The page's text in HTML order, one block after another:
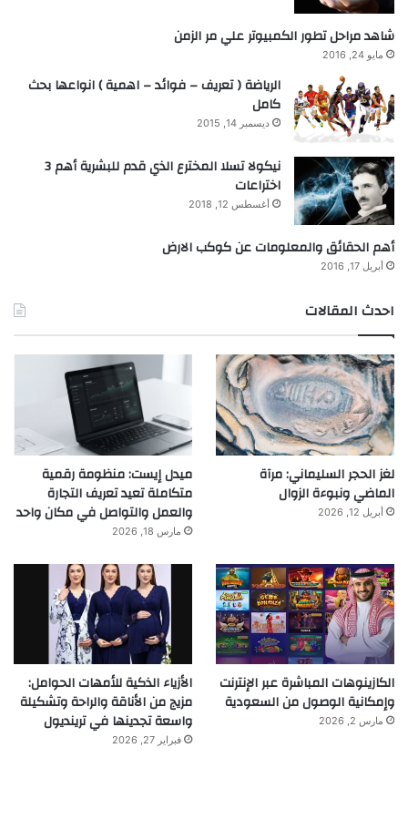
شاهد مراحل تطور الكمبيوتر علي مر الزمن
مايو 24, 2016
الرياضة ( تعريف – فوائد – اهمية ) انواعها بحث
كامل
ديسمبر 14, 2015
نيكولا تسلا المخترع الذي قدم للبشرية أهم 3
اختراعات
أغسطس 12, 2018
أهم الحقائق والمعلومات عن كوكب الارض
أبريل 17, 2016
احدث المقالات
لغز الحجر السليماني: مرآة
الماضي ونبوءة الزوال
أبريل 12, 2026
ميدل إيست: منظومة رقمية
متكاملة تعيد تعريف التجارة
والعمل والتواصل في مكان واحد
مارس 18, 2026
الكازينوهات المباشرة عبر الإنترنت
وإمكانية الوصول من السعودية
مارس 2, 2026
الأزياء الذكية للأمهات الحوامل:
مزيج من الأناقة والراحة وتشكيلة
واسعة تجدينها في ترينديول
فبراير 27, 2026